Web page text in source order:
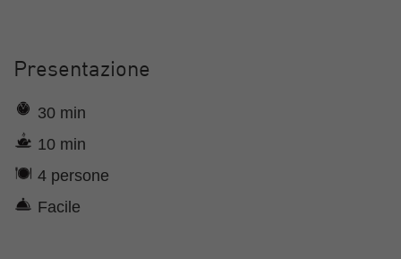
Presentazione
30 min
10 min
4 persone
Facile